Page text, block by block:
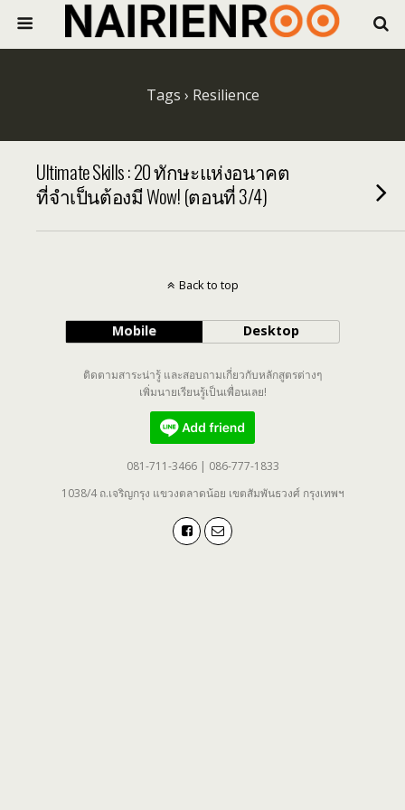
Tags › Resilience
Ultimate Skills : 20 ทักษะแห่งอนาคต
ที่จำเป็นต้องมี Wow! (ตอนที่ 3/4)
Back to top
Mobile Desktop
ติดตามสาระน่ารู้ และสอบถามเกี่ยวกับหลักสูตรต่างๆ
เพิ่มนายเรียนรู้เป็นเพื่อนเลย!
081-711-3466 | 086-777-1833
1038/4 ถ.เจริญกรุง แขวงตลาดน้อย เขตสัมพันธวงศ์ กรุงเทพฯ